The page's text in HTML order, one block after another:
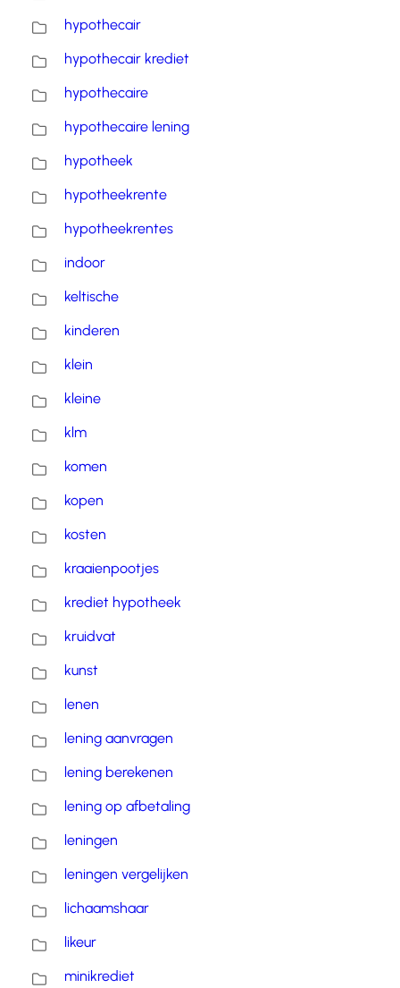
hypothecair
hypothecair krediet
hypothecaire
hypothecaire lening
hypotheek
hypotheekrente
hypotheekrentes
indoor
keltische
kinderen
klein
kleine
klm
komen
kopen
kosten
kraaienpootjes
krediet hypotheek
kruidvat
kunst
lenen
lening aanvragen
lening berekenen
lening op afbetaling
leningen
leningen vergelijken
lichaamshaar
likeur
minikrediet